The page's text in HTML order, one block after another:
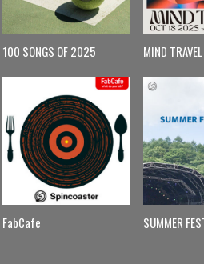
100 SONGS OF 2025
FabCafe
MIND TRAVEL
SUMMER